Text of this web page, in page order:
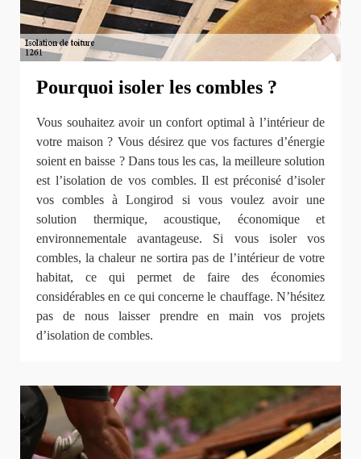
Pourquoi isoler les combles ?
Vous souhaitez avoir un confort optimal à l’intérieur de
votre maison ? Vous désirez que vos factures d’énergie
soient en baisse ? Dans tous les cas, la meilleure solution
est l’isolation de vos combles. Il est préconisé d’isoler
vos combles à Longirod si vous voulez avoir une
solution thermique, acoustique, économique et
environnementale avantageuse. Si vous isoler vos
combles, la chaleur ne sortira pas de l’intérieur de votre
habitat, ce qui permet de faire des économies
considérables en ce qui concerne le chauffage. N’hésitez
pas de nous laisser prendre en main vos projets
d’isolation de combles.